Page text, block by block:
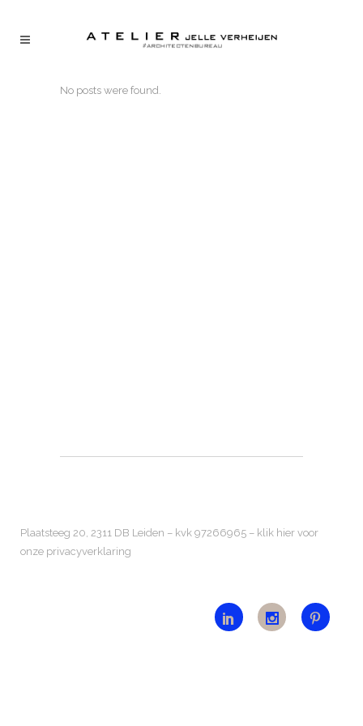
No posts were found.
Plaatsteeg 20, 2311 DB Leiden – kvk 97266965 – klik hier voor
onze privacyverklaring